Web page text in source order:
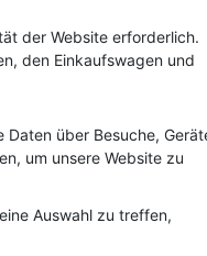
21
, Erwachsenenarbeit
Seelsorge
Seelsorge
Teenager
Hip-hop
Rock
Reportage
Unterhaltung
blanche - tranche
EAN9782755005103
der Website erforderlich.
den Einkaufswagen und
Daten über Besuche,
um unsere Website zu
Auswahl zu treffen,